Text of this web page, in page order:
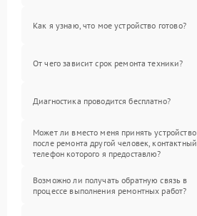
Как я узнаю, что мое устройство готово?
От чего зависит срок ремонта техники?
Диагностика проводится бесплатно?
Может ли вместо меня принять устройство
после ремонта другой человек, контактный
телефон которого я предоставлю?
Возможно ли получать обратную связь в
процессе выполнения ремонтных работ?